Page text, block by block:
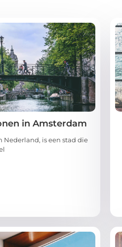
in Amsterdam
Nederland, is een stad die